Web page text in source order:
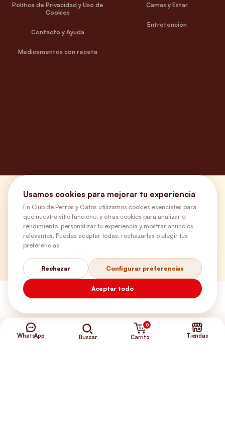
Política de Privacidad y Uso de
Cookies
Contacto y Ayuda
Medicamentos con receta
Camas y Estar
Entretención
¿Necesitas ayuda?
Envíos Gratis
+56 9 5646 8188
WhatsApp Buscar
0
Carrito Tiendas
Usamos cookies para mejorar tu experiencia
En Club de Perros y Gatos utilizamos cookies esenciales para
que nuestro sitio funcione, y otras cookies para analizar el
rendimiento, personalizar tu experiencia y mostrar anuncios
relevantes. Puedes aceptar todas, rechazarlas o elegir tus
preferencias.
Rechazar Configurar preferencias
Aceptar todo